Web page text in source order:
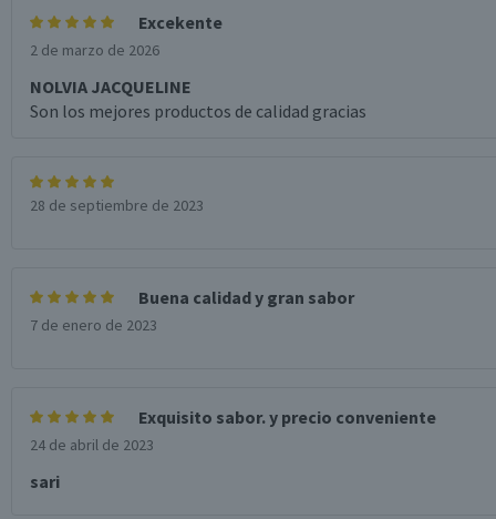
Excekente
2 de marzo de 2026
NOLVIA JACQUELINE
Son los mejores productos de calidad gracias
28 de septiembre de 2023
Buena calidad y gran sabor
7 de enero de 2023
Exquisito sabor. y precio conveniente
24 de abril de 2023
sari